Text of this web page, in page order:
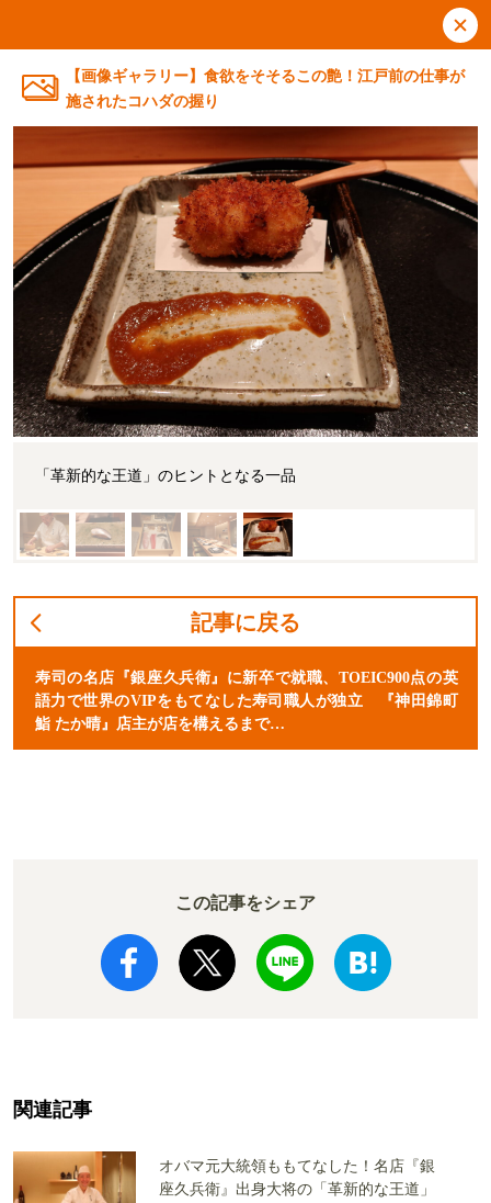
【画像ギャラリー】食欲をそそるこの艶！江戸前の仕事が
施されたコハダの握り
「革新的な王道」のヒントとなる一品
記事に戻る
寿司の名店『銀座久兵衛』に新卒で就職、TOEIC900点の英
語力で世界のVIPをもてなした寿司職人が独立 『神田錦町
鮨 たか晴』店主が店を構えるまで…
この記事をシェア
関連記事
オバマ元大統領ももてなした！名店『銀
座久兵衛』出身大将の「革新的な王道」